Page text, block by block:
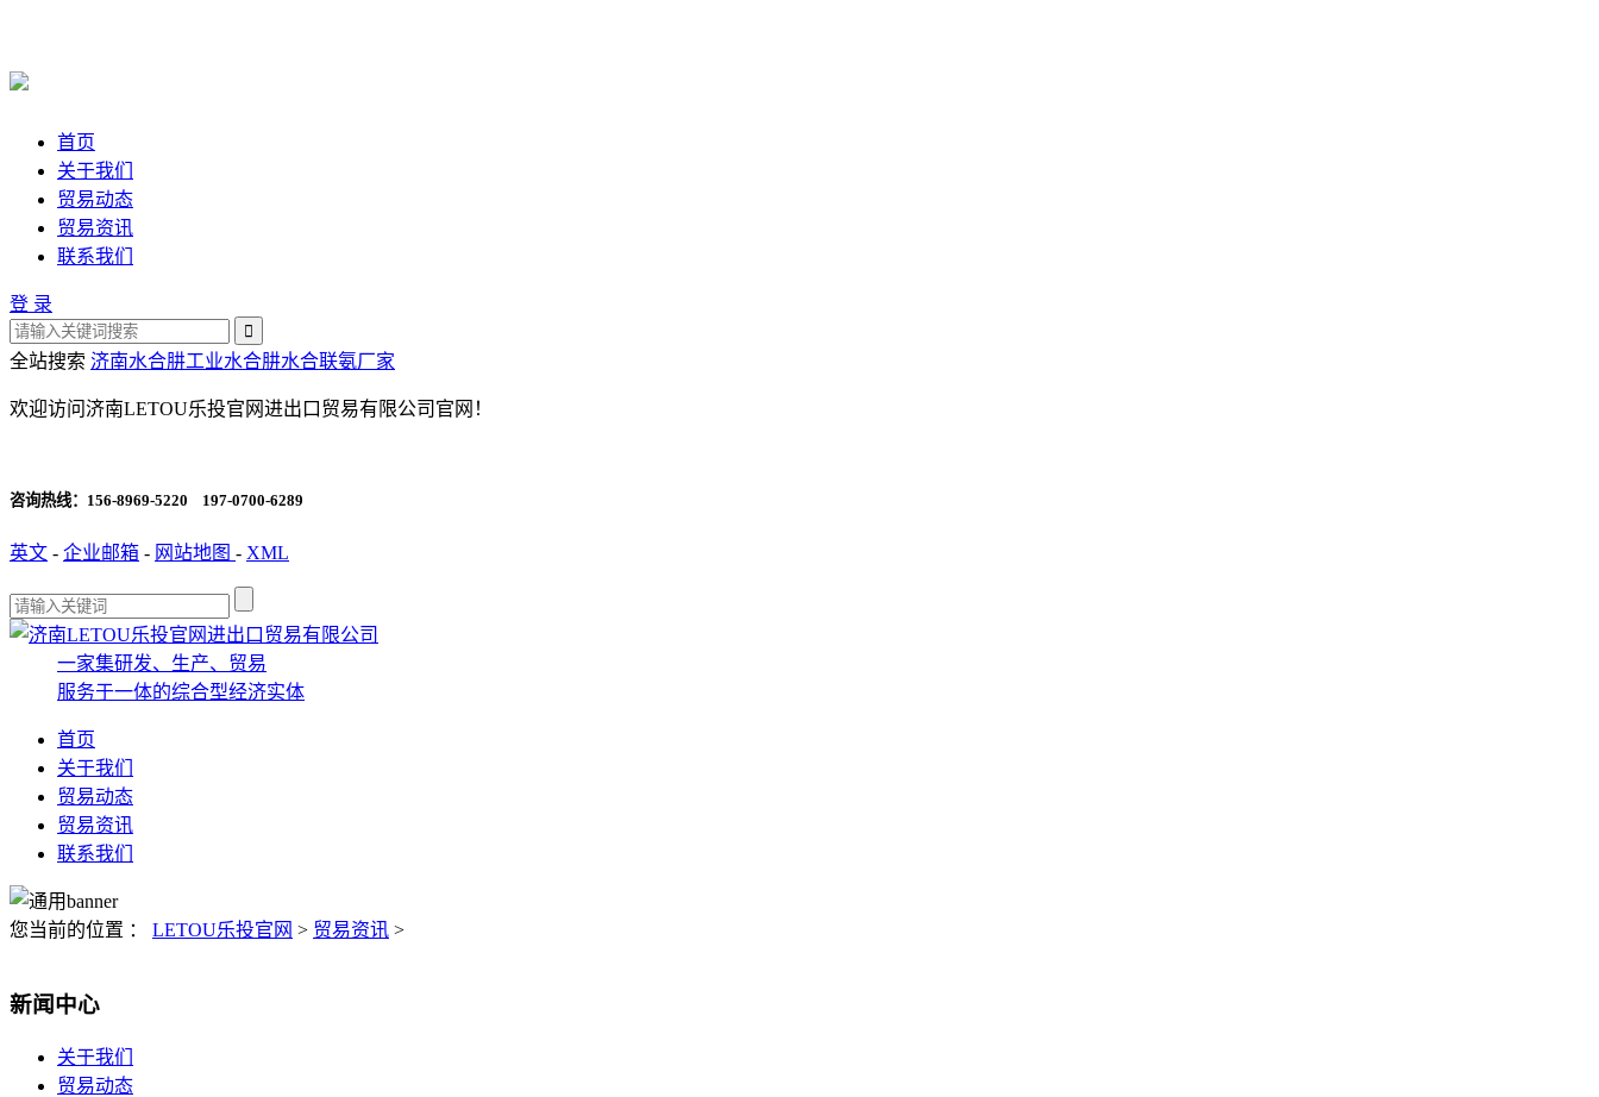
首页
关于我们
贸易动态
贸易资讯
联系我们
登 录
全站搜索 济南水合肼工业水合肼水合联氨厂家
欢迎访问济南LETOU乐投官网进出口贸易有限公司官网！
咨询热线： 156-8969-5220 197-0700-6289
英文 - 企业邮箱 - 网站地图 - XML
一家集研发、生产、贸易
服务于一体的综合型经济实体
首页
关于我们
贸易动态
贸易资讯
联系我们
您当前的位置 ： LETOU乐投官网 > 贸易资讯 >
新闻中心
关于我们
贸易动态